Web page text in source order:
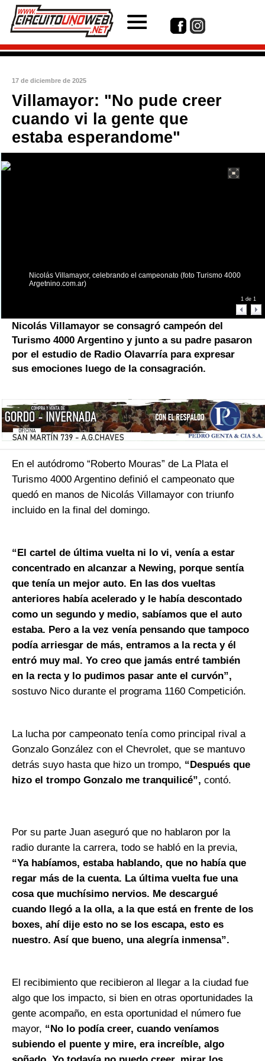
17 de diciembre de 2025
Villamayor: "No pude creer
cuando vi la gente que
estaba esperandome"
Nicolás Villamayor, celebrando el campeonato (foto Turismo 4000
Argetnino.com.ar)
1 de 1
Nicolás Villamayor se consagró campeón del
Turismo 4000 Argentino y junto a su padre pasaron
por el estudio de Radio Olavarría para expresar
sus emociones luego de la consagración.
En el autódromo “Roberto Mouras” de La Plata el
Turismo 4000 Argentino definió el campeonato que
quedó en manos de Nicolás Villamayor con triunfo
incluido en la final del domingo.
“El cartel de última vuelta ni lo vi, venía a estar
concentrado en alcanzar a Newing, porque sentía
que tenía un mejor auto. En las dos vueltas
anteriores había acelerado y le había descontado
como un segundo y medio, sabíamos que el auto
estaba. Pero a la vez venía pensando que tampoco
podía arriesgar de más, entramos a la recta y él
entró muy mal. Yo creo que jamás entré también
en la recta y lo pudimos pasar ante el curvón”,
sostuvo Nico durante el programa 1160 Competición.
La lucha por campeonato tenía como principal rival a
Gonzalo González con el Chevrolet, que se mantuvo
detrás suyo hasta que hizo un trompo, “Después que
hizo el trompo Gonzalo me tranquilicé”, contó.
Por su parte Juan aseguró que no hablaron por la
radio durante la carrera, todo se habló en la previa,
“Ya habíamos, estaba hablando, que no había que
regar más de la cuenta. La última vuelta fue una
cosa que muchísimo nervios. Me descargué
cuando llegó a la olla, a la que está en frente de los
boxes, ahí dije esto no se los escapa, esto es
nuestro. Así que bueno, una alegría inmensa”.
El recibimiento que recibieron al llegar a la ciudad fue
algo que los impacto, si bien en otras oportunidades la
gente acompaño, en esta oportunidad el número fue
mayor, “No lo podía creer, cuando veníamos
subiendo el puente y mire, era increíble, algo